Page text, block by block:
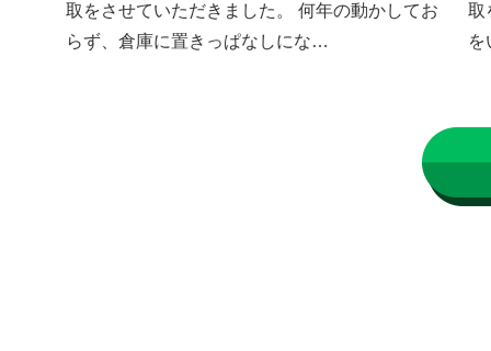
取をさせていただきました。 何年の動かしてお
らず、倉庫に置きっぱなしにな…
取